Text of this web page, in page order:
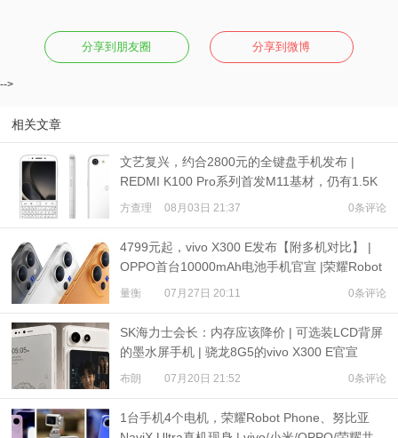
分享到朋友圈 分享到微博
-->
相关文章
文艺复兴，约合2800元的全键盘手机发布 |
REDMI K100 Pro系列首发M11基材，仍有1.5K
超级像素
方查理 08月03日 21:37 0条评论
4799元起，vivo X300 E发布【附多机对比】 |
OPPO首台10000mAh电池手机官宣 |荣耀Robot
Phone定档
量衡 07月27日 20:11 0条评论
SK海力士会长：内存应该降价 | 可选装LCD背屏
的墨水屏手机 | 骁龙8G5的vivo X300 E官宣
布朗 07月20日 21:52 0条评论
1台手机4个电机，荣耀Robot Phone、努比亚